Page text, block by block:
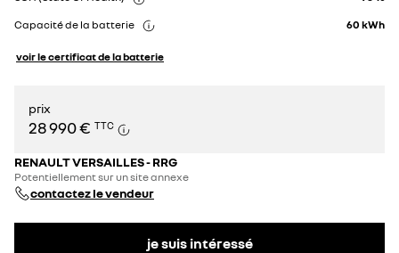
Capacité de la batterie 60 kWh
voir le certificat de la batterie
prix
28 990 € TTC
RENAULT VERSAILLES - RRG
Potentiellement sur un site annexe
contactez le vendeur
je suis intéressé